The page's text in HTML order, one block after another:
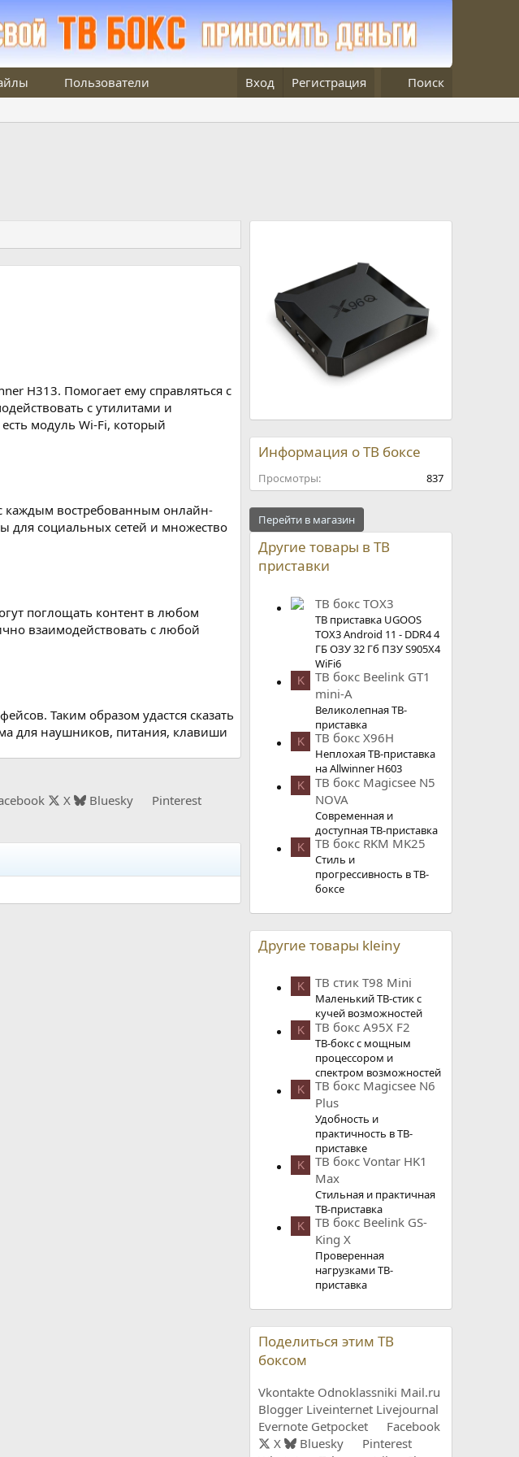
Пользователи Вход Регистрация Поиск
H313. Помогает ему справляться с
с утилитами и
модуль Wi-Fi, который
каждым востребованным онлайн-
для социальных сетей и множество
поглощать контент в любом
взаимодействовать с любой
Таким образом удастся сказать
для наушников, питания, клавиши
X Bluesky
Pinterest
Информация о ТВ боксе
Просмотры 837
Перейти в магазин
Другие товары в ТВ
приставки
ТВ бокс TOX3
ТВ приставка UGOOS
TOX3 Android 11 - DDR4 4
ГБ ОЗУ 32 Гб ПЗУ S905X4
WiFi6
K
ТВ бокс Beelink GT1
mini-A
Великолепная ТВ-
приставка
K ТВ бокс X96H
Неплохая ТВ-приставка
на Allwinner H603
K
ТВ бокс Magicsee N5
NOVA
Современная и
доступная ТВ-приставка
K ТВ бокс RKM MK25
Стиль и
прогрессивность в ТВ-
боксе
Другие товары kleiny
K ТВ стик T98 Mini
Маленький ТВ-стик с
кучей возможностей
K ТВ бокс A95X F2
ТВ-бокс с мощным
процессором и
спектром возможностей
K
ТВ бокс Magicsee N6
Plus
Удобность и
практичность в ТВ-
приставке
K
ТВ бокс Vontar HK1
Max
Стильная и практичная
ТВ-приставка
K
ТВ бокс Beelink GS-
King X
Проверенная
нагрузками ТВ-
приставка
Поделиться этим ТВ
боксом
Vkontakte Odnoklassniki Mail.ru
Blogger Liveinternet Livejournal
Evernote Getpocket
Facebook
X
Bluesky
Pinterest